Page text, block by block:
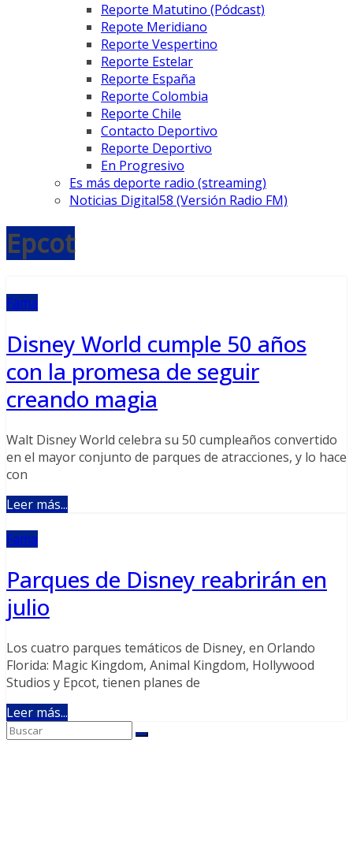
Reporte Matutino (Pódcast)
Repote Meridiano
Reporte Vespertino
Reporte Estelar
Reporte España
Reporte Colombia
Reporte Chile
Contacto Deportivo
Reporte Deportivo
En Progresivo
Es más deporte radio (streaming)
Noticias Digital58 (Versión Radio FM)
Epcot
Fama
Disney World cumple 50 años
con la promesa de seguir
creando magia
Walt Disney World celebra su 50 cumpleaños convertido
en el mayor conjunto de parques de atracciones, y lo hace
con
Leer más...
Fama
Parques de Disney reabrirán en
julio
Los cuatro parques temáticos de Disney, en Orlando
Florida: Magic Kingdom, Animal Kingdom, Hollywood
Studios y Epcot, tienen planes de
Leer más...